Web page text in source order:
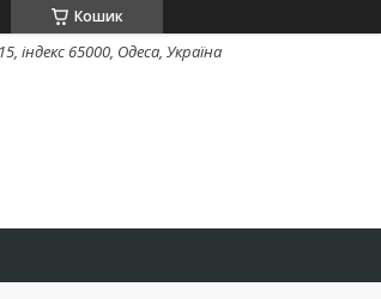
Кошик
індекс 65000, Одеса, Україна